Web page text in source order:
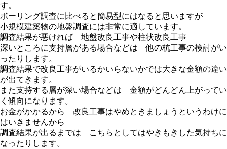
す。
ボーリング調査に比べると簡易型にはなると思いますが
小規模建築物の地盤調査には非常に適しています。
調査結果が悪ければ 地盤改良工事や柱状改良工事
深いところに支持層がある場合などは 他の杭工事の検討がい
ったりします。
調査結果で改良工事がいるかいらないかでは大きな金額の違い
が出てきます。
また支持する層が深い場合などは 金額がどんどん上がってい
く傾向になります。
お金がかかるから 改良工事はやめときましょうというわけに
はいきませんから
調査結果が出るまでは こちらとしてはやきもきした気持ちに
なったりします。